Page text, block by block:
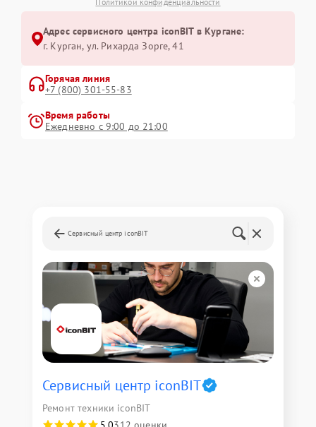
Адрес сервисного центра iconBIT в Кургане:
г. Курган, ул. Рихарда Зорге, 41
Горячая линия
+7 (800) 301-55-83
Время работы
Ежедневно с 9:00 до 21:00
Сервисный центр iconBIT
Сервисный центр iconBIT
Ремонт техники iconBIT